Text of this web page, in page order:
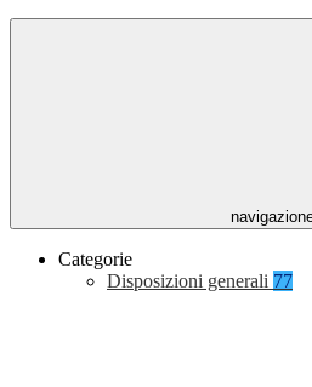
Categorie
Disposizioni generali 77